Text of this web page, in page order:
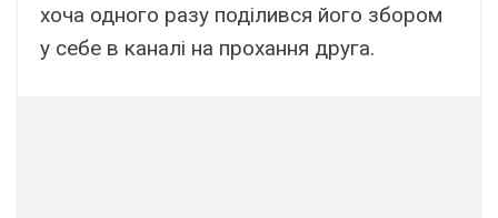
хоча одного разу поділився його збором
у себе в каналі на прохання друга.